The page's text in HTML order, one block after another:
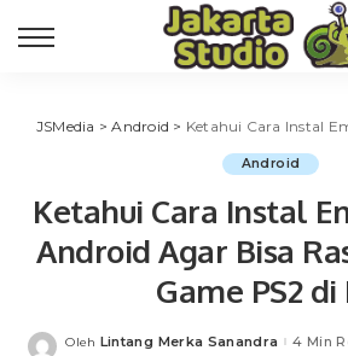
JSMedia >Android > Ketahui Cara Instal Emulator PS2 Android
Android
Ketahui Cara Instal
Android Agar Bisa
Game PS2 di
Posted
Oleh Lintang Merka Sanandra 4 Min